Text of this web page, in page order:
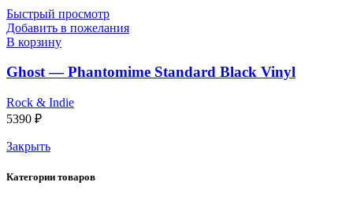
Быстрый просмотр
Добавить в пожелания
В корзину
Ghost — Phantomime Standard Black Vinyl
Rock & Indie
5390 ₽
Закрыть
Категории товаров